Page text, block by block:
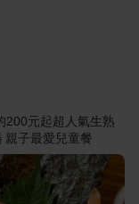
200元起超人氣生熟
親子最愛兒童餐